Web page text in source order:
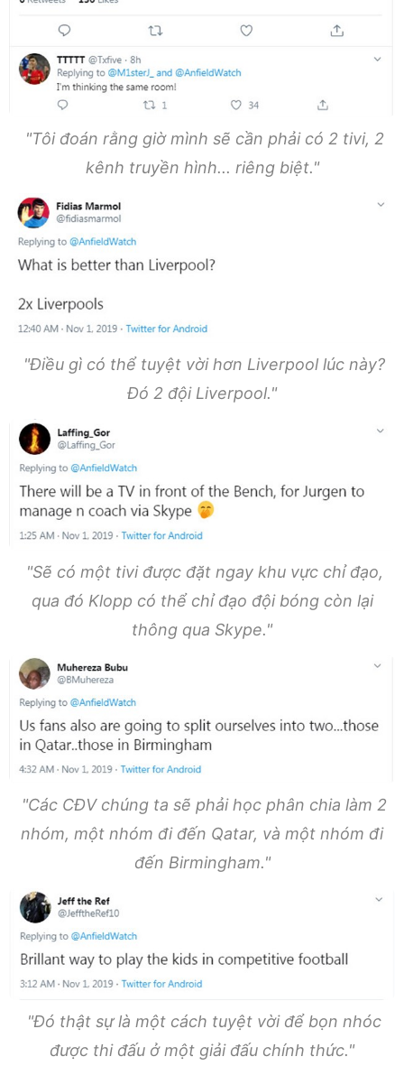
"Tôi đoán rằng giờ mình sẽ cần phải có 2 tivi, 2
kênh truyền hình... riêng biệt."
"Điều gì có thể tuyệt vời hơn Liverpool lúc này?
Đó 2 đội Liverpool."
"Sẽ có một tivi được đặt ngay khu vực chỉ đạo,
qua đó Klopp có thể chỉ đạo đội bóng còn lại
thông qua Skype."
"Các CĐV chúng ta sẽ phải học phân chia làm 2
nhóm, một nhóm đi đến Qatar, và một nhóm đi
đến Birmingham."
"Đó thật sự là một cách tuyệt vời để bọn nhóc
được thi đấu ở một giải đấu chính thức."